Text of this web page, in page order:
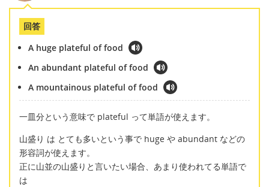
回答
A huge plateful of food
An abundant plateful of food
A mountainous plateful of food
一皿分という意味で plateful って単語が使えます。
山盛り は とても多いという事で huge や abundant などの
形容詞が使えます。
正に山並の山盛りと言いたい場合、あまり使われてる単語で
は